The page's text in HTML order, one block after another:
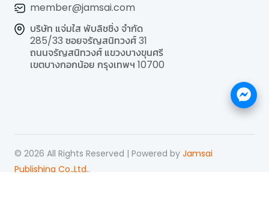
member@jamsai.com
บริษัท แจ่มใส พับลิชชิ่ง จำกัด
285/33 ซอยจรัญสนิทวงศ์ 31
ถนนจรัญสนิทวงศ์ แขวงบางขุนศรี
เขตบางกอกน้อย กรุงเทพฯ 10700
© 2026 All Rights Reserved | Powered by Jamsai
Publishing Co.,Ltd..